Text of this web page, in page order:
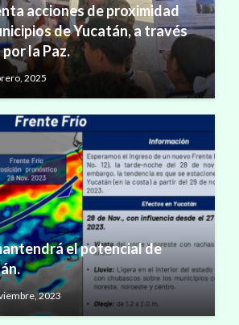
acciones de proximidad
de Yucatán, a través
la Paz.
2025
el potencial de
2023